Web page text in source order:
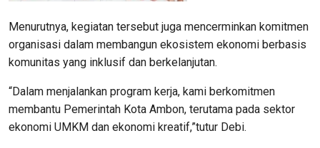
Menurutnya, kegiatan tersebut juga mencerminkan komitmen
organisasi dalam membangun ekosistem ekonomi berbasis
komunitas yang inklusif dan berkelanjutan.
“Dalam menjalankan program kerja, kami berkomitmen
membantu Pemerintah Kota Ambon, terutama pada sektor
ekonomi UMKM dan ekonomi kreatif,”tutur Debi.